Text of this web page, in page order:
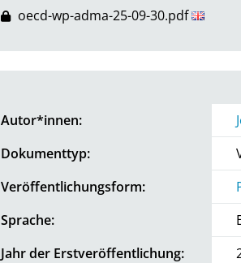
oecd-wp-adma-25-09-30.pdf
Autor*innen:
Dokumenttyp:
Veröffentlichungsform:
Sprache:
Jahr der Erstveröffentlichung: